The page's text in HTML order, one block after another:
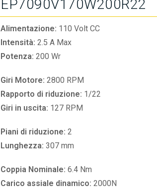
EP7090V170W200R22
Alimentazione: 110 Volt CC
Intensità: 2.5 A Max
Potenza: 200 Wr
Giri Motore: 2800 RPM
Rapporto di riduzione: 1/22
Giri in uscita: 127 RPM
Piani di riduzione: 2
Lunghezza: 307 mm
Coppia Nominale: 6.4 Nm
Carico assiale dinamico: 2000N